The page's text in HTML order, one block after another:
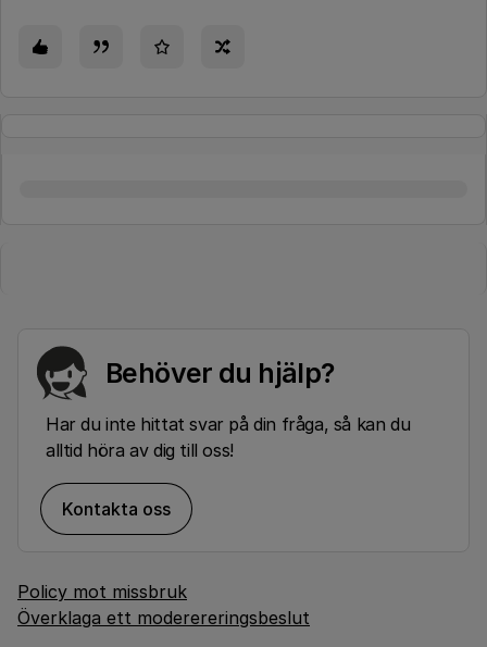
Behöver du hjälp?
Har du inte hittat svar på din fråga, så kan du
alltid höra av dig till oss!
Kontakta oss
Policy mot missbruk
Överklaga ett moderereringsbeslut